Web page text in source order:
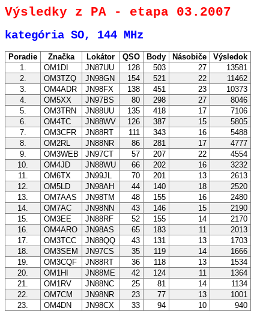
Výsledky z PA - etapa 03.2007
kategória SO, 144 MHz
Poradie Značka Lokátor QSO Body Násobiče
Výsledok
1.
OM1DI JN87UU 128 503 27
13581
2.
OM3TZQ JN98GN 154 521 22
11462
3.
OM4ADR JN98FX 138 451 23
10373
4.
OM5XX JN97BS 80 298 27
8046
5.
OM3TRN JN88UU 135 418 17
7106
6.
OM4TC JN88WV 126 387 15
5805
7.
OM3CFR JN88RT 111 343 16
5488
8.
OM2RL JN88NR 86 281 17
4777
9.
OM3WEB JN97CT 57 207 22
4554
10.
OM4JD JN88WU 66 202 16
3232
11.
OM6TX JN99JL 70 201 13
2613
12.
OM5LD JN98AH 44 140 18
2520
13.
OM7AAS JN98TM 48 155 16
2480
14.
OM7AC JN98NN 43 146 15
2190
15.
OM3EE JN88RF 52 155 14
2170
16.
OM4ARO JN98AS 65 183 11
2013
17.
OM3TCC JN88QQ 43 131 13
1703
18.
OM3SEM JN97CS 35 119 14
1666
19.
OM3CQF JN88RT 36 118 13
1534
20.
OM1HI JN88ME 42 124 11
1364
21.
OM1RV JN88NC 25 81 14
1134
22.
OM7CM JN98NR 23 77 13
1001
23.
OM4DN JN98CX 33 94 10
940